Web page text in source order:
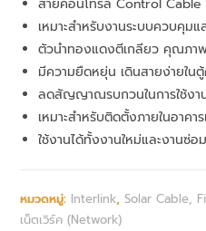
สายคอนโทรล Control Cable
เหมาะสำหรับงานระบบควบคุม
ตัวนำทองแดงตีเกลียว คุณภา
มีความยืดหยุ่น เดินสายง่ายใน
ลดสัญญาณรบกวนในการใช้งา
เหมาะสำหรับติดตั้งภายในอาคา
ใช้งานได้ทั้งงานใหม่และงานซ่อ
หมวดหมู่: Interlink,Solar Cable,
เน็ตเวิร์ค (Network)